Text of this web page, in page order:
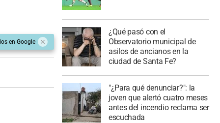
en Google
¿Qué pasó con el
Observatorio municipal de
asilos de ancianos en la
ciudad de Santa Fe?
"¿Para qué denunciar?": la
joven que alertó cuatro meses
antes del incendio reclama ser
escuchada